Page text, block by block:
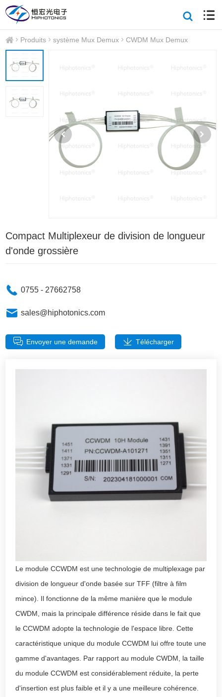
Produits système Mux Demux CWDM Mux Demux
Compact Multiplexeur de division de longueur
d'onde grossière
0755 - 27662758
sales@hiphotonics.com
Envoyer une demande Télécharger
Le module CCWDM est une technologie de multiplexage par
division de longueur d'onde basée sur TFF (filtre à film
mince). Il fonctionne de la même manière que le module
CWDM, mais la principale différence réside dans le fait que
le CCWDM adopte la technologie de l'espace libre. Cette
caractéristique unique du module CCWDM lui offre toute une
gamme d'avantages. Par rapport au module CWDM, la taille
du module CCWDM est considérablement réduite, la perte
d'insertion est plus faible et il y a une meilleure cohérence.